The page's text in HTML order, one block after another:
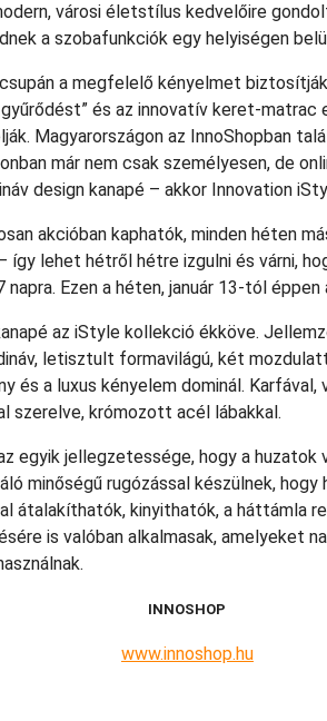
városi életstílus kedvelőire
a szobafunkciók egy helyiségen
a megfelelő kényelmet
és az innovatív keret-
Magyarországon az InnoShopban
már nem csak személyesen, de
design kanapé – akkor Innovation
akcióban kaphatók, minden héten
lehet hétről hétre izgulni és várni,
Ezen a héten, január 13-tól éppen
az iStyle kollekció ékköve.
letisztult formavilágú, két
és a luxus kényelem dominál.
szerelve, krómozott acél lábakkal.
egyik jellegzetessége, hogy a
minőségű rugózással készülnek,
átalakíthatók, kinyithatók, a háttámla
is valóban alkalmasak, amelyeket
INNOSHOP
www.innoshop.hu